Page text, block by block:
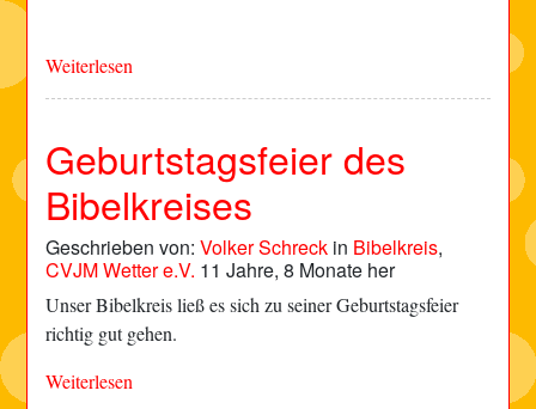
Weiterlesen
Geburtstagsfeier des
Bibelkreises
Geschrieben von:Volker Schreck in Bibelkreis,
CVJM Wetter e.V. 11 Jahre, 8 Monate her
Unser Bibelkreis ließ es sich zu seiner Geburtstagsfeier
richtig gut gehen.
Weiterlesen